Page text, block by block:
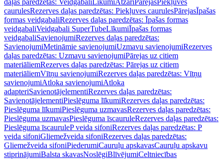
daļas paredzētas: Veidgabali LīkumiAtzari PārejasPiekļuves
caurulesRezerves daļas paredzētas: Piekļuves caurulesPārejasĪpašas
formas veidgabaliRezerves daļas paredzētas: Īpašas formas
veidgabaliVeidgabali SuperTubeLīkumiĪpašas formas
veidgabaliSavienojumiRezerves daļas paredzētas:
SavienojumiMetināmie savienojumiUzmavu savienojumiRezerves
daļas paredzētas: Uzmavu savienojumiPārejas uz citiem
materiāliemRezerves daļas paredzētas: Pārejas uz citiem
materiāliemVītņu savienojumiRezerves daļas paredzētas: Vītņu
savienojumiAtloka savienojumiAtloka
adapteriSavienotājelementiRezerves daļas paredzētas:
SavienotājelementiPieslēguma līkumiRezerves daļas paredzētas:
Pieslēguma līkumiPieslēguma uzmavasRezerves daļas paredzētas:
Pieslēguma uzmavasPieslēguma īscauruleRezerves daļas paredzētas:
Pieslēguma īscauruleP veida sifoniRezerves daļas paredzētas: P
veida sifoniGliemežveida sifoniRezerves daļas paredzētas:
Gliemežveida sifoniPiederumiCauruļu apskavasCauruļu apskavu
stiprinājumiBalsta skavasNoslēgiBlīvējumiCeltniecības